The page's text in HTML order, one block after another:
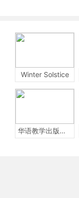
Winter Solstice
华语教学出版社Sinolingua